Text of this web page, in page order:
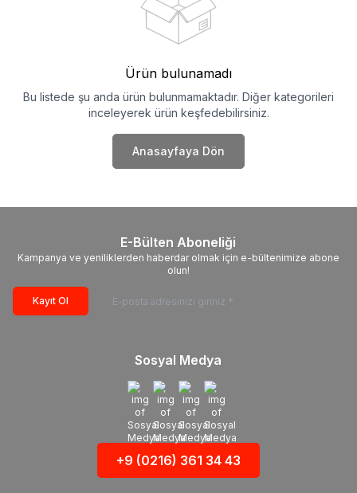
Ürün bulunamadı
Bu listede şu anda ürün bulunmamaktadır. Diğer kategorileri
inceleyerek ürün keşfedebilirsiniz.
Anasayfaya Dön
E-Bülten Aboneliği
Kampanya ve yeniliklerden haberdar olmak için e-bültenimize abone
olun!
Kayıt Ol
Sosyal Medya
+9 (0216) 361 34 43